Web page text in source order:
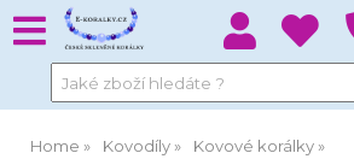
Home Kovodíly
Kovové korálky